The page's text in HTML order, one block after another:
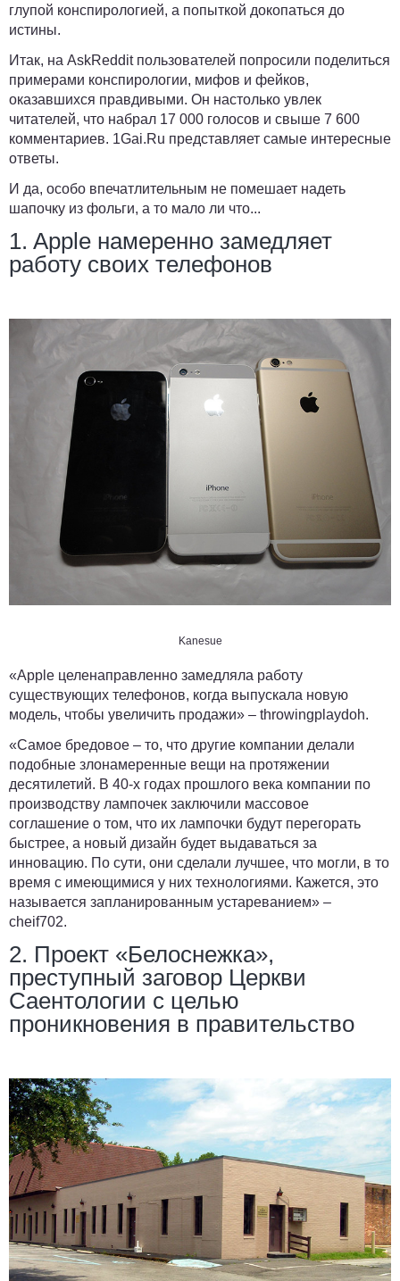
глупой конспирологией, а попыткой докопаться до
истины.
Итак, на AskReddit пользователей попросили поделиться
примерами конспирологии, мифов и фейков,
оказавшихся правдивыми. Он настолько увлек
читателей, что набрал 17 000 голосов и свыше 7 600
комментариев. 1Gai.Ru представляет самые интересные
ответы.
И да, особо впечатлительным не помешает надеть
шапочку из фольги, а то мало ли что...
1. Apple намеренно замедляет
работу своих телефонов
Kanesue
«Apple целенаправленно замедляла работу
существующих телефонов, когда выпускала новую
модель, чтобы увеличить продажи» – throwingplaydoh.
«Самое бредовое – то, что другие компании делали
подобные злонамеренные вещи на протяжении
десятилетий. В 40-х годах прошлого века компании по
производству лампочек заключили массовое
соглашение о том, что их лампочки будут перегорать
быстрее, а новый дизайн будет выдаваться за
инновацию. По сути, они сделали лучшее, что могли, в то
время с имеющимися у них технологиями. Кажется, это
называется запланированным устареванием» –
cheif702.
2. Проект «Белоснежка»,
преступный заговор Церкви
Саентологии с целью
проникновения в правительство